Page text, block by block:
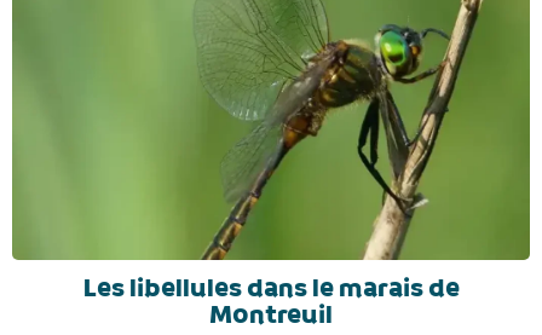
Les libellules dans le marais de
Montreuil